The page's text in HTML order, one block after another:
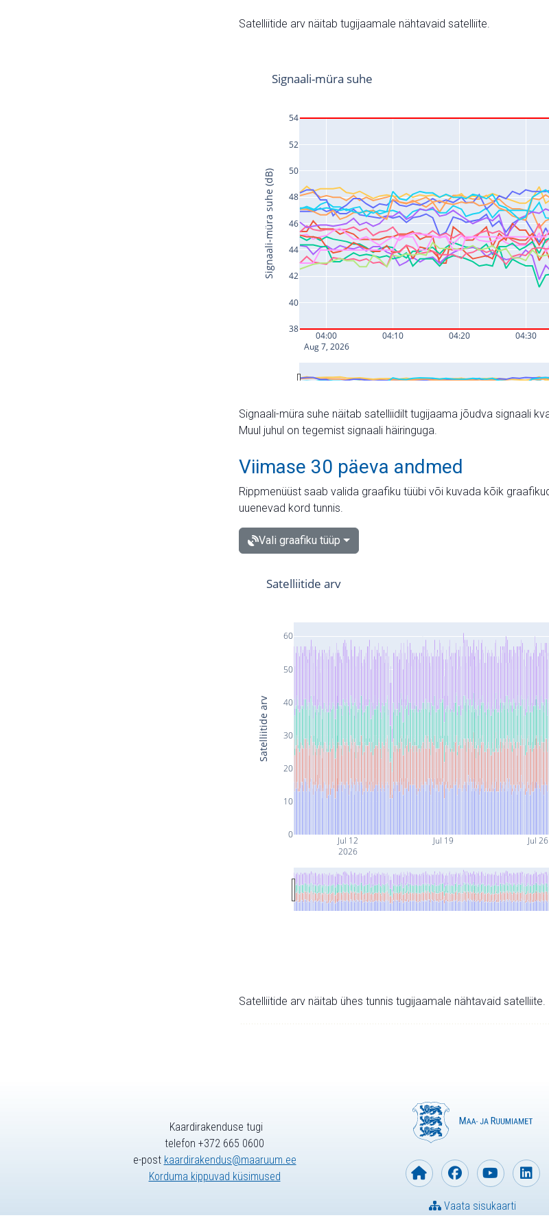
Satelliitide arv näitab tugijaamale nähtavaid satelliite.
Signaali-müra suhe näitab satelliidilt tugijaama jõudva signaali
Muul juhul on tegemist signaali häiringuga.
Viimase 30 päeva andmed
Rippmenüüst saab valida graafiku tüübi või kuvada kõik
uuenevad kord tunnis.
Vali graafiku tüüp
Jul 12
2026
Jul 19 Jul 26
0
10
20
30
40
50
60
Satelliitide arv
Satelliitide arv
Satelliitide arv näitab ühes tunnis tugijaamale nähtavaid satelliite.
Kaardirakenduse tugi
telefon +372 665 0600
e-post kaardirakendus@maaruum.ee
Korduma kippuvad küsimused
Vaata sisukaarti